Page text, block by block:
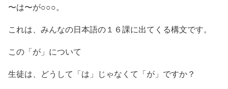
〜は〜が○○○。
これは、みんなの日本語の１６課に出てくる構文です。
この「が」について
生徒は、どうして「は」じゃなくて「が」ですか？